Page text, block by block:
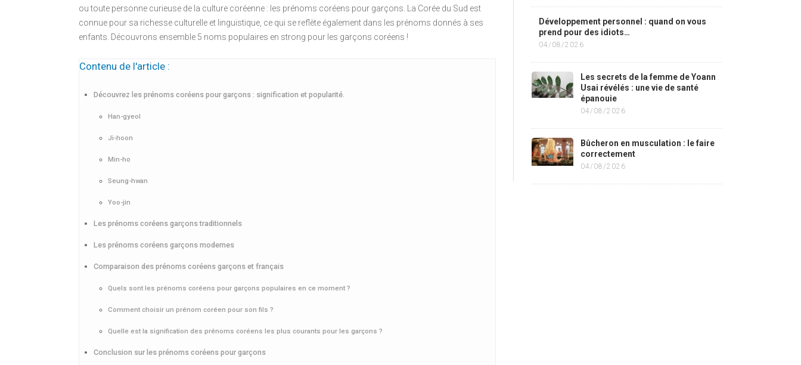
ou toute personne curieuse de la culture coréenne : les prénoms coréens pour garçons. La Corée du Sud est
connue pour sa richesse culturelle et linguistique, ce qui se reflète également dans les prénoms donnés à ses
enfants. Découvrons ensemble 5 noms populaires en strong pour les garçons coréens !
Contenu de l'article :
Découvrez les prénoms coréens pour garçons : signification et popularité.
Han-gyeol
Ji-hoon
Min-ho
Seung-hwan
Yoo-jin
Les prénoms coréens garçons traditionnels
Les prénoms coréens garçons modernes
Comparaison des prénoms coréens garçons et français
Quels sont les prénoms coréens pour garçons populaires en ce moment ?
Comment choisir un prénom coréen pour son fils ?
Quelle est la signification des prénoms coréens les plus courants pour les garçons ?
Conclusion sur les prénoms coréens pour garçons
Développement personnel : quand on vous
prend pour des idiots…
04/08/2026
Les secrets de la femme de Yoann
Usai révélés : une vie de santé
épanouie
04/08/2026
Bûcheron en musculation : le faire
correctement
04/08/2026